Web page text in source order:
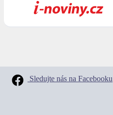
Sledujte nás na Facebooku